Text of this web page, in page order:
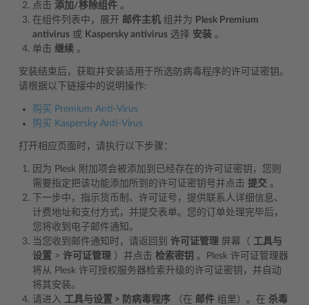
点击 添加/移除组件 。
在组件列表中，展开 邮件主机 组并为 Plesk Premium
antivirus 或 Kaspersky antivirus 选择 安装 。
单击 继续 。
安装结束后，获取并安装适用于所选防病毒程序的许可证密钥。
请根据以下链接中的说明操作:
购买 Premium Anti-Virus
购买 Kaspersky Anti-Virus
打开相应页面时，请执行以下步骤：
因为 Plesk 附加项会被添加到已经存在的许可证密钥，您则
需要指定把该功能添加所到的许可证密钥号并点击 提交 。
下一步中，指示货币制、许可证号，提供联系人详细信息、
计费地址和支付方式，并提交表单。您的订单处理完毕后，
您将收到电子邮件通知。
当您收到邮件通知时，请返回到 许可证管理 屏幕（ 工具与
设置 > 许可证管理 ）并点击 检索密钥 。Plesk 许可证管理器
将从 Plesk 许可授权服务器检索升级的许可证密钥，并自动
将其安装。
请进入 工具与设置 > 防病毒程序 （在 邮件 组里）。在 杀毒